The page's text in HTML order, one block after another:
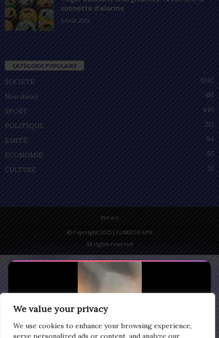
We value your privacy
We use cookies to enhance your browsing experience,
serve personalized ads or content, and analyze our
sonnette d’alarme
6 août 2026
CATÉGORIE POPULAIRE
SOCIÉTÉ
1042
Non classé
481
SPORT
440
POLITIQUE
212
SANTÉ
94
ECONOMIE
55
CULTURE
51
Privacy
© Copyright 2025 | LOMEGRAPH
All rights reserved